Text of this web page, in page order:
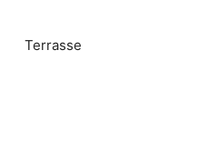
Terrasse